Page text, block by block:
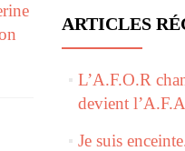
ARTICLES
L’A.F.O.R
devient
Je suis